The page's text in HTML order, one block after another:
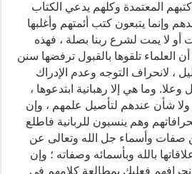
المعتمدة وكلهم يدعي الكتاب
وإنما يتبعون كتب أئمتهم وأغلبها
لا يمت لشرع ربنا بصلة ، فهذه
العلماء تلقوها بالقبول ترفضها سنن
، لانحراف التوجه وعدم الإدراك
وعلا. وما هي إلا رهبانية ابتدعوها ،
شأن عندهم لتأصيل علمهم ، وإن
وهم ينسبون للربانية فاطلع
صفات وأسماء جل الله وتعالى عن
بالله وبأسمائه وصفاته ؛ وإن
فعليك بمطالعة كلامهم في